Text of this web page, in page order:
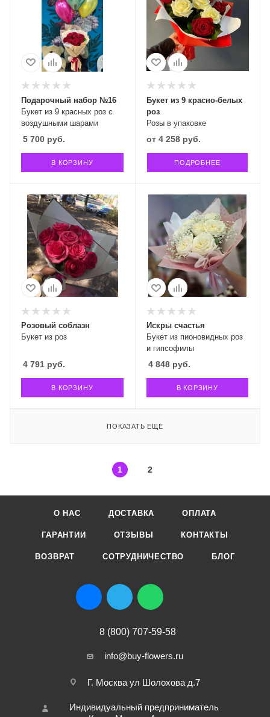
Букет из 9 красных роз с
воздушными шарами
Подарочный набор №16
5 700 руб.
В КОРЗИНУ
Розы в упаковке
Букет из 9 красно-белых
роз
от 4 258 руб.
ПОДРОБНЕЕ
Букет из роз
Розовый соблазн
4 791 руб.
В КОРЗИНУ
Букет из пионовидных роз
и гипсофилы
Искры счастья
4 848руб.
В КОРЗИНУ
ПОКАЗАТЬ ЕЩЕ
1 2
О НАС ДОСТАВКА ОПЛАТА
ГАРАНТИИ ОТЗЫВЫ КОНТАКТЫ
ВОЗВРАТ СОТРУДНИЧЕСТВО БЛОГ
8 (800) 707-59-58
info@buy-flowers.ru
Г. Москва ул Шолохова д.7
Индивидуальный предприниматель